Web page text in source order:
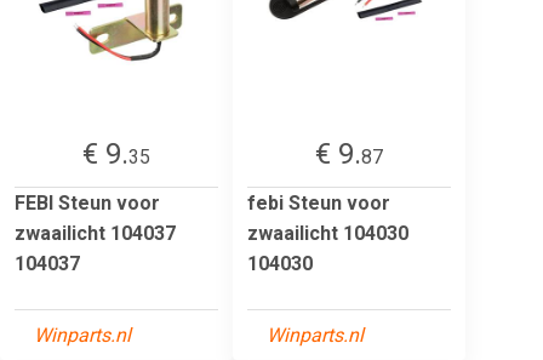
€ 9.35
FEBI Steun voor
zwaailicht 104037
104037
Winparts.nl
€ 9.87
febi Steun voor
zwaailicht 104030
104030
Winparts.nl